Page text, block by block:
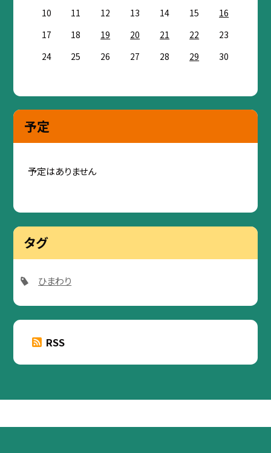
10
11 12 13 14 15
16
17
18 19 20 21 22
23
24
25 26 27 28 29 30
予定
予定はありません
タグ
ひまわり
RSS